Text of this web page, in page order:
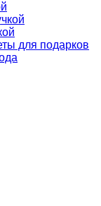
для подарков